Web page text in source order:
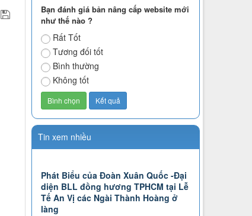
Bạn đánh giá bản nâng cấp website mới
như thế nào ?
Rất Tốt
Tương đối tốt
Bình thường
Không tốt
Tin xem nhiều
Phát Biểu của Đoàn Xuân Quốc -Đại
diện BLL đồng hương TPHCM tại Lễ
Tế An Vị các Ngài Thành Hoàng ở
làng